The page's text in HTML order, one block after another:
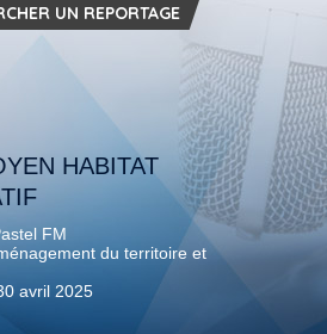
UN REPORTAGE
HABITAT
FM
du territoire et
avril 2025